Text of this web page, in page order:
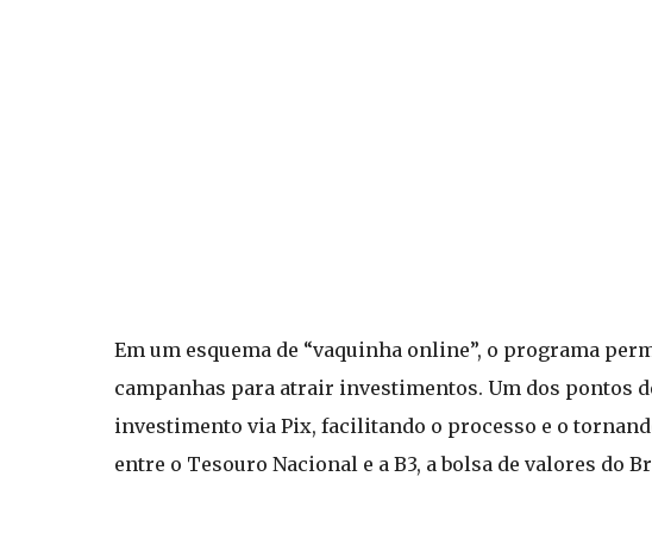
Em um esquema de “vaquinha online”, o programa
campanhas para atrair investimentos. Um dos pontos
investimento via Pix, facilitando o processo e o
entre o Tesouro Nacional e a B3, a bolsa de valores do